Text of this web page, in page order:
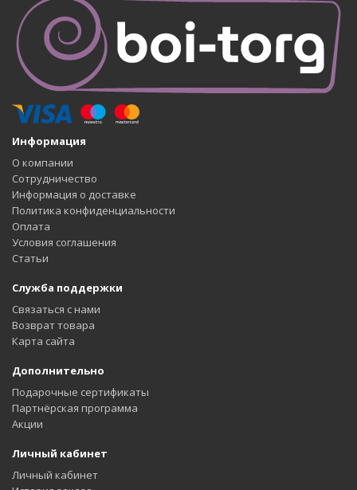
Информация
О компании
Сотрудничество
Информация о доставке
Политика конфиденциальности
Оплата
Условия соглашения
Статьи
Служба поддержки
Связаться с нами
Возврат товара
Карта сайта
Дополнительно
Подарочные сертификаты
Партнёрская программа
Акции
Личный кабинет
Личный кабинет